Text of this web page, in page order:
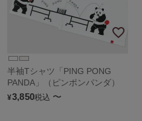
半袖Tシャツ「PING PONG
PANDA」（ピンポンパンダ）
¥3,850税込 〜